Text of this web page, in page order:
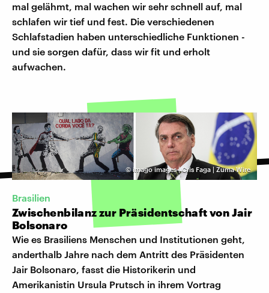
mal gelähmt, mal wachen wir sehr schnell auf, mal
schlafen wir tief und fest. Die verschiedenen
Schlafstadien haben unterschiedliche Funktionen -
und sie sorgen dafür, dass wir fit und erholt
aufwachen.
©imago images | Cris Faga | Zuma Wire
Brasilien
Zwischenbilanz zur Präsidentschaft von Jair
Bolsonaro
Wie es Brasiliens Menschen und Institutionen geht,
anderthalb Jahre nach dem Antritt des Präsidenten
Jair Bolsonaro, fasst die Historikerin und
Amerikanistin Ursula Prutsch in ihrem Vortrag